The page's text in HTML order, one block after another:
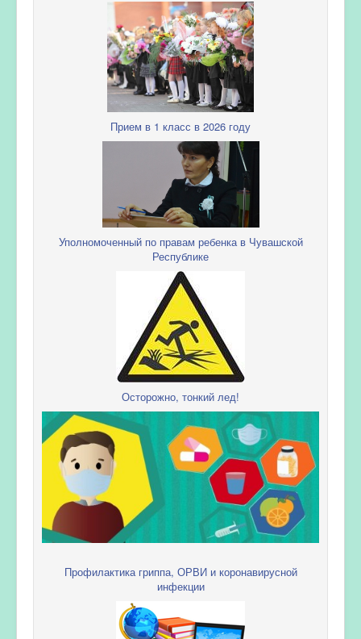
Прием в 1 класс в 2026 году
Уполномоченный по правам ребенка в Чувашской
Республике
Осторожно, тонкий лед!
Профилактика гриппа, ОРВИ и коронавирусной
инфекции